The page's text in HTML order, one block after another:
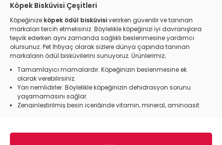
Köpek Bisküvisi Çeşitleri
Köpeğinize köpek ödül bisküvisiverirken güvenilir ve tanınan
markaları tercih etmelisiniz. Böylelikle köpeğinizi iyi davranışlara
teşvik ederken aynı zamanda sağlıklı beslenmesine yardımcı
olursunuz. Pet İhtiyaç olarak sizlere dünya çapında tanınan
markaların ödül bisküvilerini sunuyoruz. Ürünlerimiz;
Tamamlayıcı mamalardır. Köpeğinizin beslenmesine ek
olarak verebilirsiniz.
Yarı nemlidirler. Böylelikle köpeğinizin dehidrasyon sorunu
yaşamamasını sağlar.
Zenginleştirilmiş besin içeriğinde vitamin, mineral, aminoasit
Zengin antioksidan içerikleri ile köpeklerinizin bağışıklığını